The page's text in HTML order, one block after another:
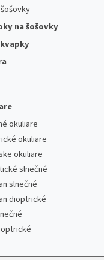
na šošovky
kvapky
okuliare
okuliare
okuliare
slnečné
slnečné
dioptrické